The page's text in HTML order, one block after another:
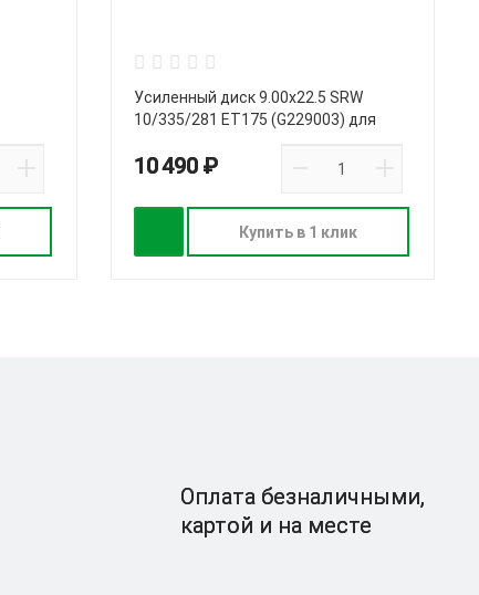
Усиленный диск 9.00х22.5 SRW
10/335/281 ET175 (G229003) для
10 490 ₽
Купить в 1 клик
Оплата безналичными,
картой и на месте